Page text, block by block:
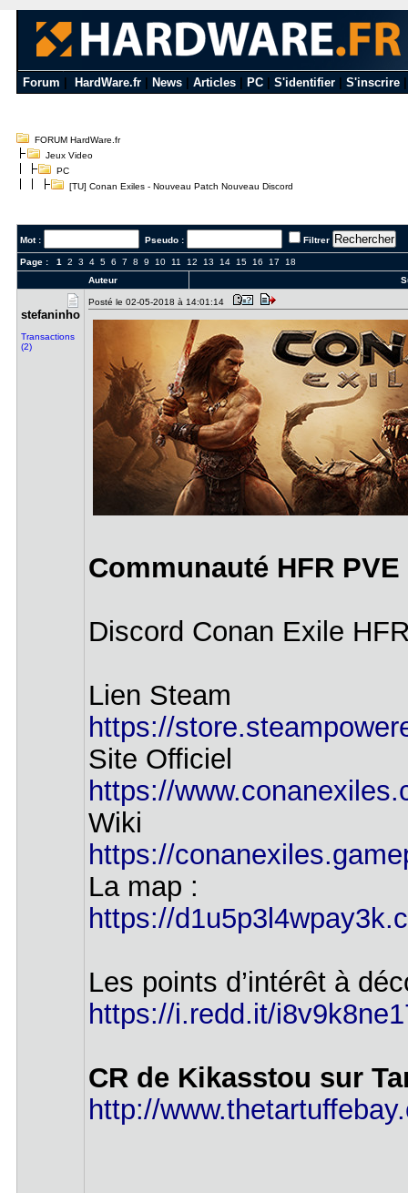
Forum HardWare.fr News Articles PC S'identifier S'inscrire
FORUM HardWare.fr
Jeux Video
PC
[TU] Conan Exiles - Nouveau Patch Nouveau Discord
Mot : Pseudo : Filtrer
Page : 1 2 3 4 5 6 7 8 9 10 11 12 13 14 15 16 17
18
Auteur
stefaninho
Transactions
(2)
Posté le 02-05-2018 à 14:01:14
Communauté HFR PVE
Discord Conan Exile
Lien Steam
https://
Site Officiel
https://
Wiki
https://
La map :
https://
Les points d’intérêt à
https://i.redd.it/
CR de Kikasstou sur
http://